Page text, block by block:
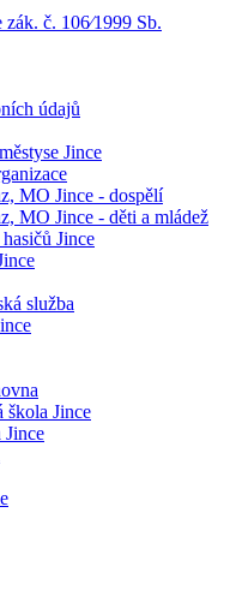
č. 106⁄1999 Sb.
údajů
Jince
MO Jince - dospělí
MO Jince - děti a mládež
Jince
služba
škola Jince
Jince